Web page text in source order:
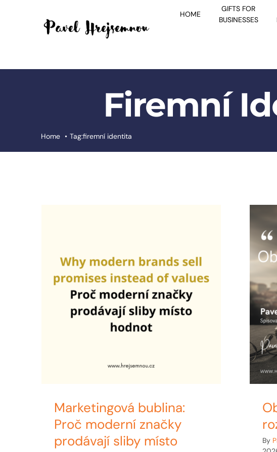
HOME
GIFTS FOR
BUSINESSES
Firemní
Home Tag:firemní identita
Marketingová bublina:
Proč moderní značky
prodávají sliby místo
By